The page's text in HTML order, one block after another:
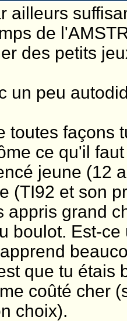
ailleurs
de
des petits
un peu
toutes façons
ce qu'il
jeune (12
(TI92 et son
appris grand
boulot. Est-
que tu étais
coûté cher
choix).